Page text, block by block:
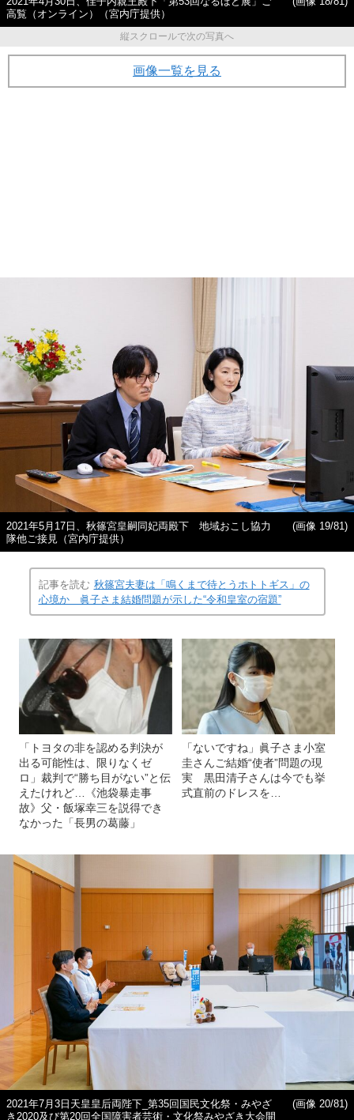
高覧（オンライン）（宮内庁提供）
縦スクロールで次の写真へ
画像一覧を見る
2021年5月17日、秋篠宮皇嗣同妃両殿下 地域おこし協力
隊他ご接見（宮内庁提供）
(画像 19/81)
記事を読む 秋篠宮夫妻は「鳴くまで待とうホトトギス」の
心境か 眞子さま結婚問題が示した“令和皇室の宿題”
「トヨタの非を認める判決が
出る可能性は、限りなくゼ
ロ」裁判で“勝ち目がない”と伝
えたけれど…《池袋暴走事
故》父・飯塚幸三を説得でき
なかった「長男の葛藤」
「ないですね」眞子さま小室
圭さんご結婚“使者”問題の現
実 黒田清子さんは今でも挙
式直前のドレスを…
2021年7月3日天皇皇后両陛下_第35回国民文化祭・みやざ
き2020及び第20回全国障害者芸術・文化祭みやざき大会開
(画像 20/81)